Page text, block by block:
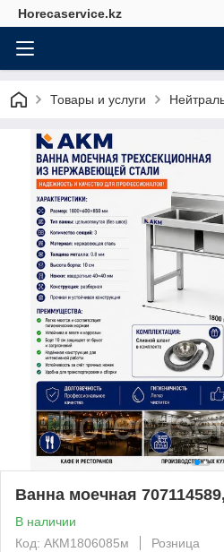
Horecaservice.kz
Товары и услуги
Ванна моечная
В наличии
Код: АКМ1806085м
Розница